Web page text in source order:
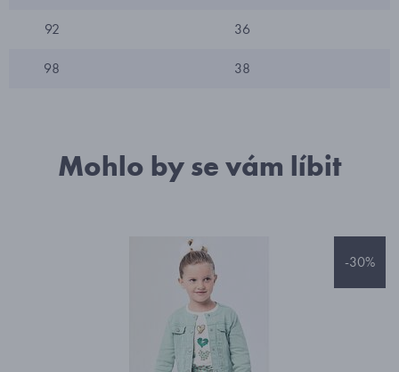
92 36
98 38
Mohlo by se vám líbit
-30%